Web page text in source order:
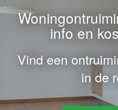
info en
Vind een
in de